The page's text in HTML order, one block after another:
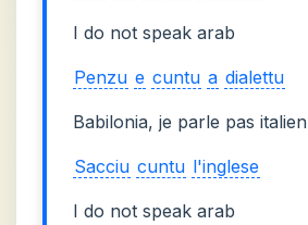
I do not speak arab
Penzu e cuntu a dialettu
Babilonia, je parle pas italien
Sacciu cuntu l'inglese
I do not speak arab